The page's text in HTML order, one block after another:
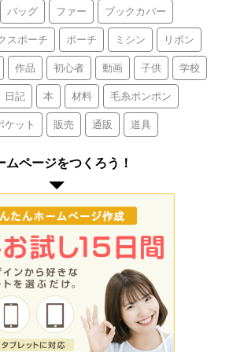
バッグ ファー ブックカバー
スポーチ ポーチ ミシン リボン
作品 初心者 動画 子供 学校
日記 本 材料 毛糸ポンポン
ケット 販売 通販 道具
ムページをつくろう！